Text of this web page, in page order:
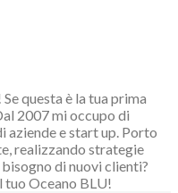
questa è la tua prima
2007 mi occupo di
aziende e start up. Porto
realizzando strategie
di nuovi clienti?
Oceano BLU!